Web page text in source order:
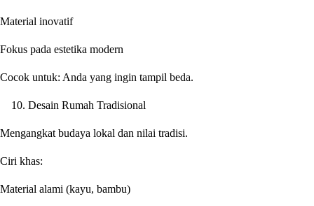
Material inovatif
Fokus pada estetika modern
Cocok untuk: Anda yang ingin tampil beda.
Desain Rumah Tradisional
Mengangkat budaya lokal dan nilai tradisi.
Ciri khas:
Material alami (kayu, bambu)